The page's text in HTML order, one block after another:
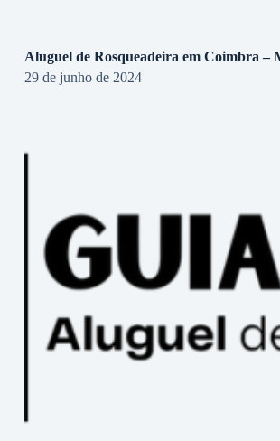
Aluguel de Rosqueadeira em Coimbra –
29 de junho de 2024